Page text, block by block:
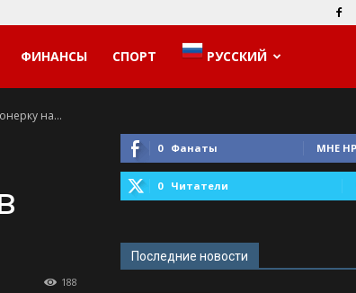
ФИНАНСЫ СПОРТ РУССКИЙ
на...
188
0 Фанаты МНЕ
0 Читатели
Последние новости